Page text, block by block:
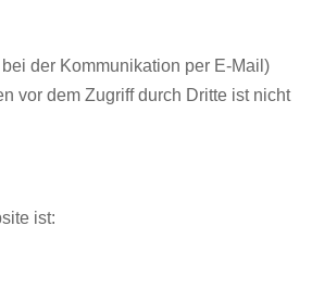
der Kommunikation per E-Mail)
vor dem Zugriff durch Dritte ist nicht
ist: